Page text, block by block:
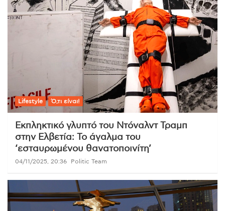
Lifestyle Ό,τι είναι!
Εκπληκτικό γλυπτό του Ντόναλντ Τραμπ
στην Ελβετία: Το άγαλμα του
‘εσταυρωμένου θανατοποινίτη’
04/11/2025, 20:36 Politic Team